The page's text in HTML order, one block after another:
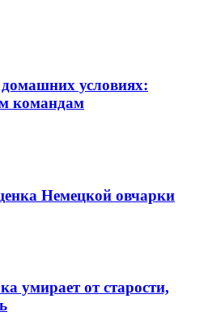
условиях:
командам
Немецкой овчарки
умирает от старости,